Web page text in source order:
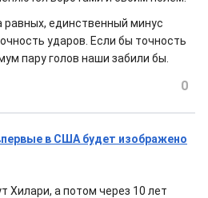
единственный минус
ударов. Если бы точность
пару голов наши забили бы.
0
в США будет изображено
Хилари, а потом через 10 лет